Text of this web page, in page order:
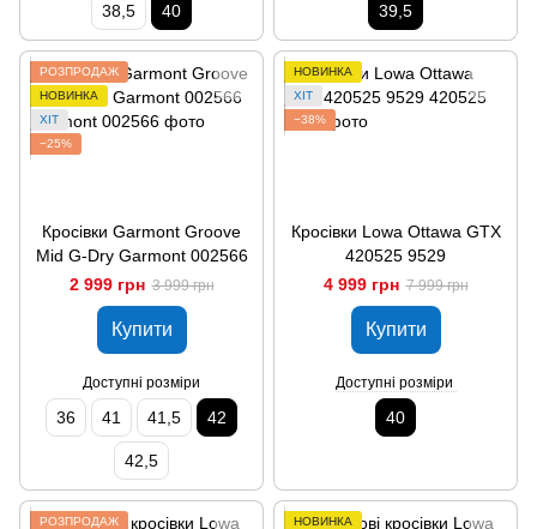
38,5 40 39,5
РОЗПРОДАЖ
НОВИНКА
ХІТ
−25%
Кросівки Garmont Groove
Mid G-Dry Garmont 002566
2 999 грн 3 999 грн
Купити
Доступні розміри
36 41 41,5 42
42,5
НОВИНКА
ХІТ
−38%
Кросівки Lowa Ottawa GTX
420525 9529
4 999 грн 7 999 грн
Купити
Доступні розміри
40
РОЗПРОДАЖ
НОВИНКА